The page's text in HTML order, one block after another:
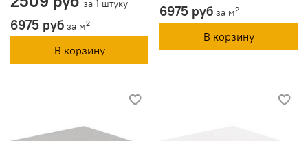
за 1 штуку
6975 руб за м2
В корзину
6975 руб за м2
В корзину